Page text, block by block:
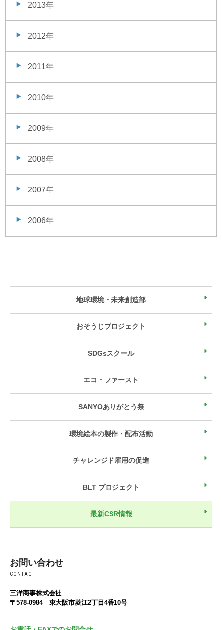
2013年
2012年
2011年
2010年
2009年
2008年
2007年
2006年
地球環境・未来創造部
おそうじプロジェクト
SDGsスクール
エコ・ファースト
SANYOありがとう祭
環境絵本の製作・配布活動
チャレンジド雇用の促進
BLT プロジェクト
最新CSR情報
お問い合わせ
CONTACT
三洋商事株式会社
〒578-0984 東大阪市菱江2丁目4番10号